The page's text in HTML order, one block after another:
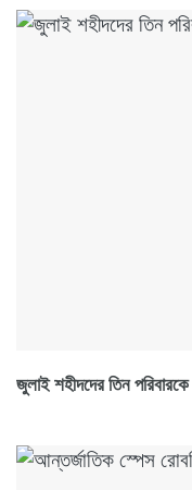
জুলাই শহীদদের তিন পরিবারকে